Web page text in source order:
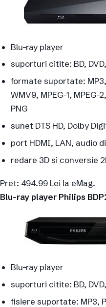
Blu-ray player
suporturi citite: BD, DVD,
formate suportate: MP3,
WMV9, MPEG-1, MPEG-
PNG
sunet DTS HD, Dolby
port HDMI, LAN, audio
redare 3D si conversie
Pret: 494.99 Lei la eMag.
Blu-ray player Philips
Blu-ray player
suporturi citite: BD, DVD,
fisiere suportate: MP3,